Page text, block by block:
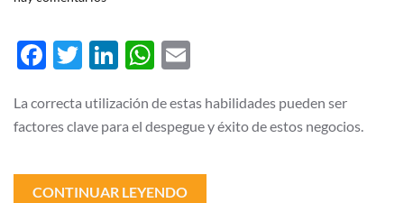
reflejo
de
personalidad
giro
de
Pymes:
Facebook
Twitter
LinkedIn
WhatsApp
La correcta utilización de estas habilidades pueden ser
factores clave para el despegue y éxito de estos negocios.
CONTINUAR LEYENDO